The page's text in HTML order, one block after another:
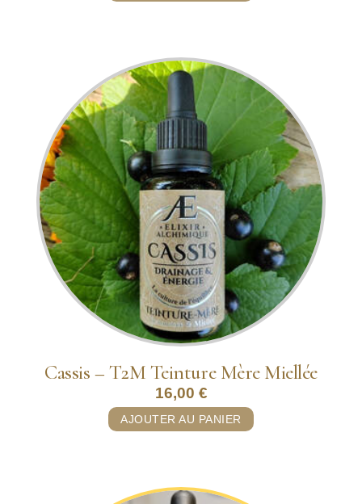
Cassis – T2M Teinture Mère Miellée
16,00 €
AJOUTER AU PANIER